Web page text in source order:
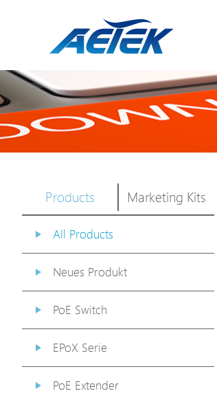
Products Marketing Kits
All Products
Neues Produkt
PoE Switch
EPoX Serie
PoE Extender